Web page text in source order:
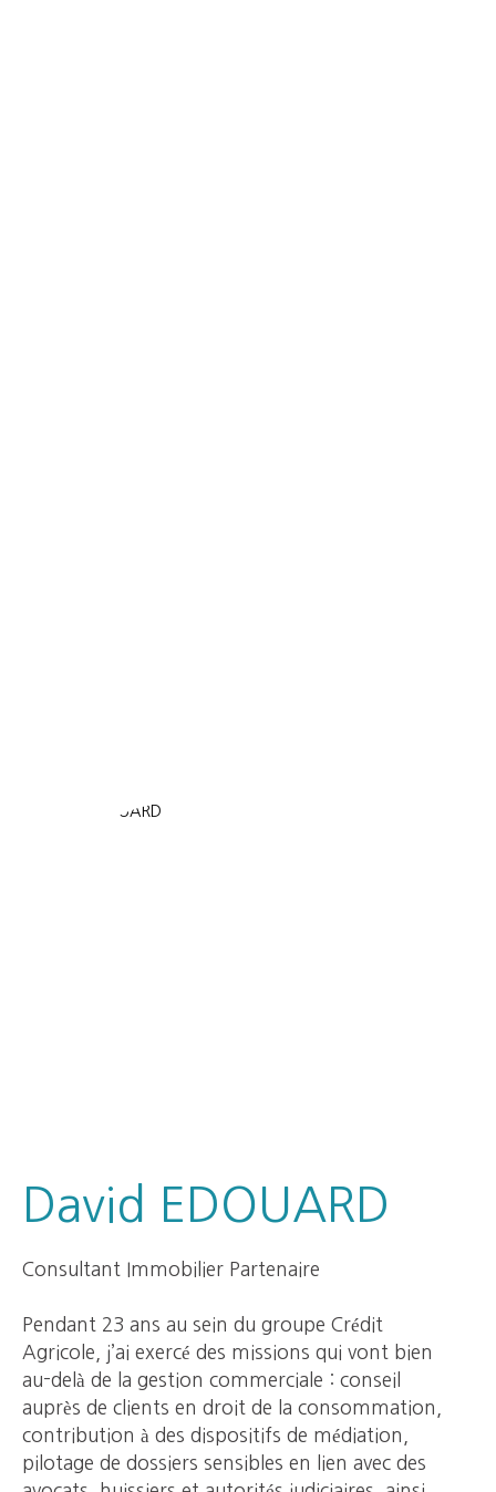
David EDOUARD
Consultant Immobilier Partenaire
Pendant 23 ans au sein du groupe Crédit
Agricole, j’ai exercé des missions qui vont bien
au-delà de la gestion commerciale : conseil
auprès de clients en droit de la consommation,
contribution à des dispositifs de médiation,
pilotage de dossiers sensibles en lien avec des